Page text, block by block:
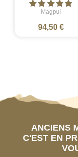
Magpul
94,50 €
ANCIENS
C'EST EN